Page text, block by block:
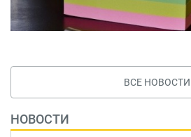
ВСЕ НОВОСТИ
НОВОСТИ